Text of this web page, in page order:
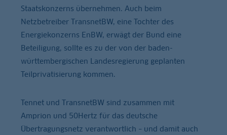
Staatskonzerns übernehmen. Auch beim
Netzbetreiber TransnetBW, eine Tochter des
Energiekonzerns EnBW, erwägt der Bund eine
Beteiligung, sollte es zu der von der baden-
württembergischen Landesregierung geplanten
Teilprivatisierung kommen.
Tennet und TransnetBW sind zusammen mit
Amprion und 50Hertz für das deutsche
Übertragungsnetz verantwortlich – und damit auch